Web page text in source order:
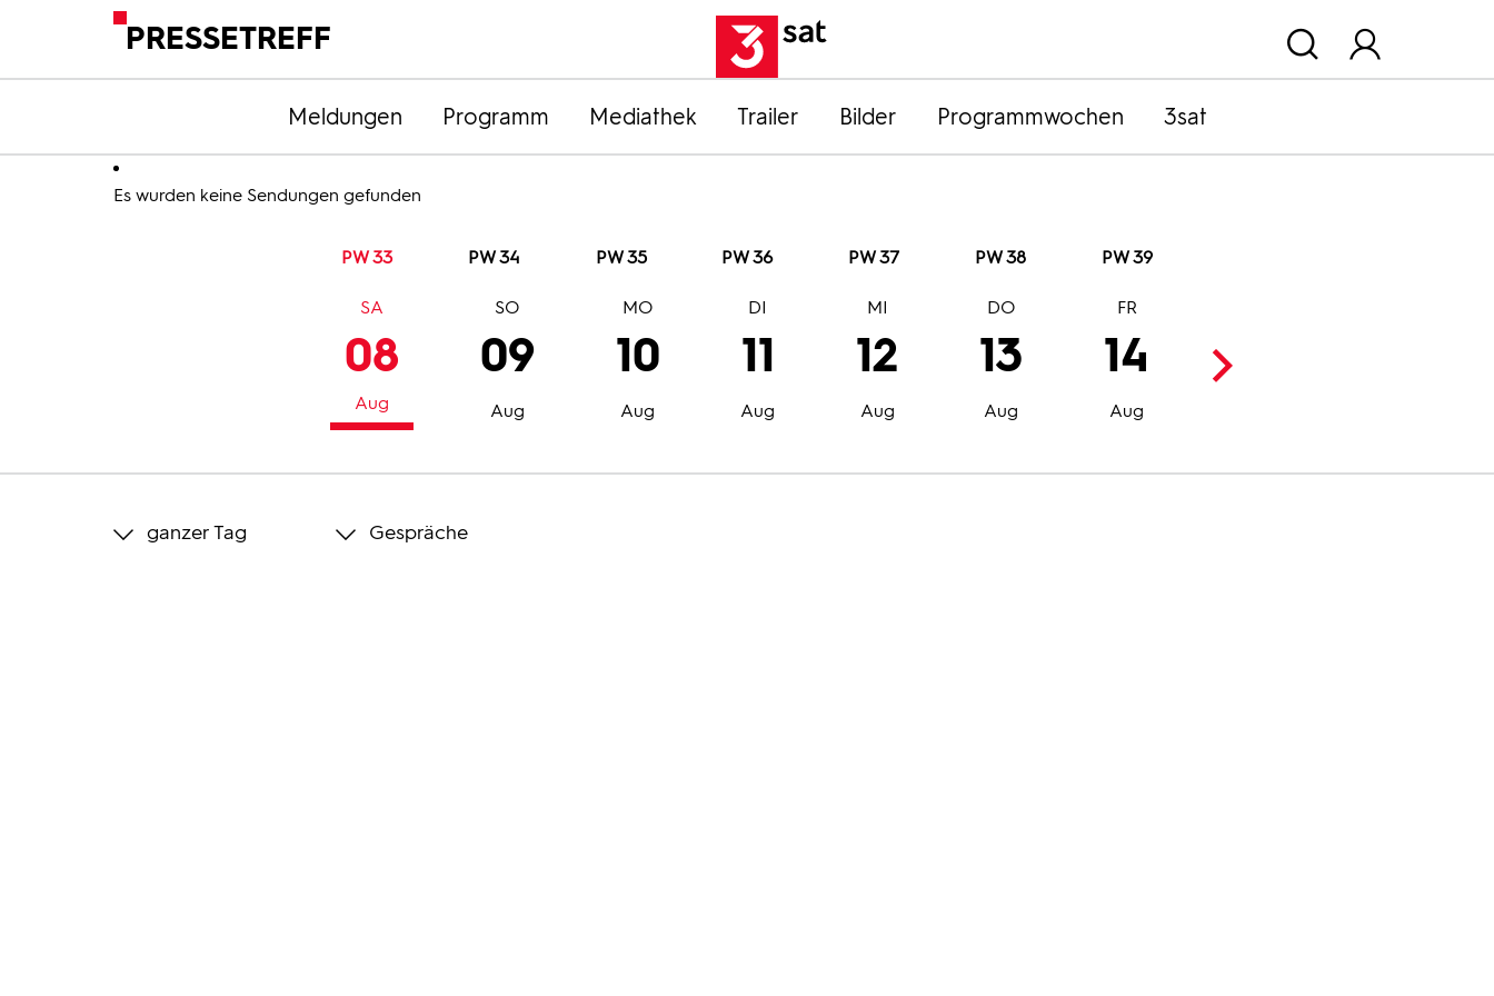
PRESSETREFF
Meldungen Programm Mediathek Trailer Bilder Programmwochen 3sat
Es wurden keine Sendungen gefunden
PW 33 PW 34 PW 35 PW 36 PW 37 PW 38 PW 39
08
Aug
SA
09
Aug
SO
10
Aug
MO
11
Aug
DI
12
Aug
MI
13
Aug
DO
14
Aug
FR
15
ganzer Tag Gespräche